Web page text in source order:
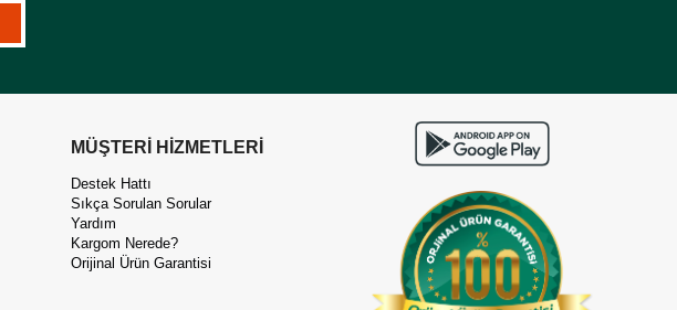
MÜŞTERİ HİZMETLERİ
Destek Hattı
Sıkça Sorulan Sorular
Yardım
Kargom Nerede?
Orijinal Ürün Garantisi